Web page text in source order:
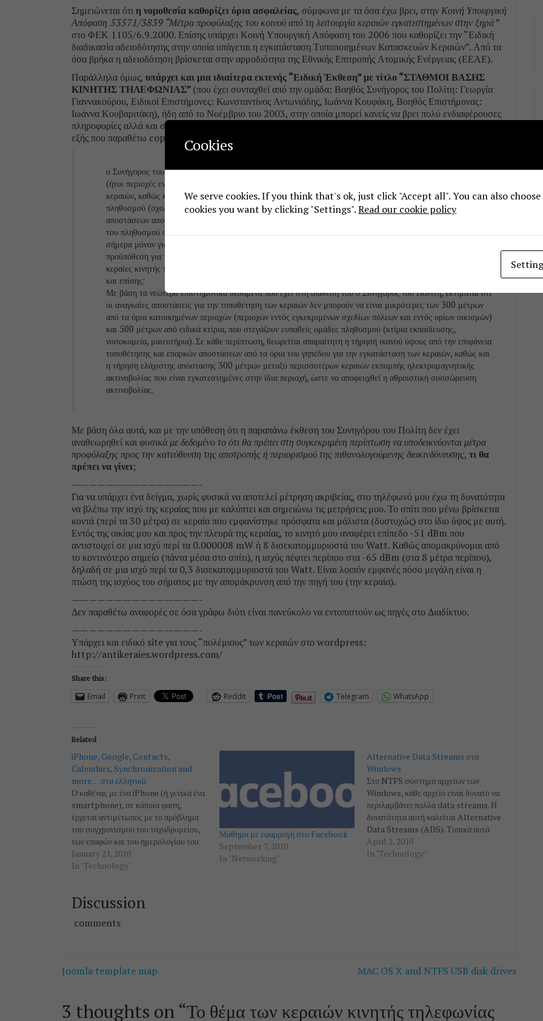
Σημειώνεται ότιη νομοθεσία καθορίζει όρια ασφαλείας, σύμφωνα με τα όσα έχω βρει, στηνΚοινή Υπουργική
Απόφαση 53571/3839 “Μέτρα προφύλαξης του κοινού από τη λειτουργία κεραιών εγκατεστημένων στην ξηρά”
στο ΦΕΚ 1105/6.9.2000. Επίσης υπάρχει Κοινή Υπουργική Απόφαση του 2006 που καθορίζει την “Ειδική
διαδικασία αδειοδότησης στην οποία υπάγεται η εγκατάσταση Τυποποιημένων Κατασκευών Κεραιών”. Από τα
όσα βρήκα η αδειοδότηση βρίσκεται στην αρμοδιότητα της Εθνικής Επιτροπής Ατομικής Ενέργειας (ΕΕΑΕ).
Παράλληλα όμως, υπάρχει και μια ιδιαίτερα εκτενής “Ειδική Έκθεση” με τίτλο “ΣΤΑΘΜΟΙ ΒΑΣΗΣ
ΚΙΝΗΤΗΣ ΤΗΛΕΦΩΝΙΑΣ”(που έχει συνταχθεί από την ομάδα: Βοηθός Συνήγορος του Πολίτη: Γεωργία
Γιαννακούρου, Ειδικοί Επιστήμονες: Κωνσταντίνος Αντωνιάδης, Ιωάννα Κουφάκη, Βοηθός Επιστήμονας:
Ιωάννα Κουβαριτάκη), ήδη από το Νοέμβριο του 2003, στην οποία μπορεί κανείς να βρει πολύ ενδιαφέρουσες
πληροφορίες αλλά και σημαντικά συμπεράσματα. Μεταξύ των προτάσεων στην έκθεση αυτή, διακρίνονται τα
εξής που παραθέτω copy-paste:
ο Συνήγορος του Πολίτη κρίνει αναγκαία τη θεσμοθέτηση ελαχίστων αποστάσεων από κατοικημένες περιοχές
(ήτοι περιοχές εντός εγκεκριμένων σχεδίων πόλεων και εντός ορίων οικισμών) για την τοποθέτηση των
κεραιών, καθώς και ειδικών αποστάσεων από κτίρια, τα οποία φιλοξενούν ευπαθείς στην ακτινοβολία ομάδες
πληθυσμού (σχολεία, νοσοκομεία, παιδικούς σταθμούς, πανεπιστήμια, κλπ). Η πρόβλεψη ανάλογων
αποστάσεων αποτελεί στοιχειώδες μέτρο προφύλαξης εν όψει των πιθανολογούμενων κινδύνων από την έκθεση
του πληθυσμού στην ηλεκτρομαγνητική ακτινοβολία. Υπογραμμίζεται ότι ανάλογη πρόβλεψη υφίσταται
σήμερα μόνον για τα ξενοδοχεία, ως προς τα οποία, σύμφωνα με το Π.Δ. 43/2002, έχει τεθεί ως απαραίτητη
προϋπόθεση για την έγκριση καταλληλότητας του γηπέδου η τήρηση απόστασης τουλάχιστον 500 μέτρων από
κεραίες κινητής τηλεφωνίας.
και επίσης:
Με βάση τα νεώτερα επιστημονικά δεδομένα που έχει στη διάθεσή του ο Συνήγορος του Πολίτη, εκτιμάται ότι
οι αναγκαίες αποστάσεις για την τοποθέτηση των κεραιών δεν μπορούν να είναι μικρότερες των 300 μέτρων
από τα όρια κατοικημένων περιοχών (περιοχών εντός εγκεκριμένων σχεδίων πόλεων και εντός ορίων οικισμών)
και 500 μέτρων από ειδικά κτίρια, που στεγάζουν ευπαθείς ομάδες πληθυσμού (κτίρια εκπαίδευσης,
νοσοκομεία, μαιευτήρια). Σε κάθε περίπτωση, θεωρείται απαραίτητη η τήρηση ικανού ύψους από την επιφάνεια
τοποθέτησης και επαρκών αποστάσεων από τα όρια του γηπέδου για την εγκατάσταση των κεραιών, καθώς και
η τήρηση ελάχιστης απόστασης 300 μέτρων μεταξύ περισσοτέρων κεραιών εκπομπής ηλεκτρομαγνητικής
ακτινοβολίας που είναι εγκατεστημένες στην ίδια περιοχή, ώστε να αποφευχθεί η αθροιστική συσσώρευση
ακτινοβολίας.
Με βάση όλα αυτά, και με την υπόθεση ότι η παραπάνω έκθεση του Συνηγόρου του Πολίτη δεν έχει
αναθεωρηθεί και φυσικάμε δεδομένο το ότι θα πρέπει στη συγκεκριμένη περίπτωση να υποδεικνύονται μέτρα
προφύλαξης προς την κατεύθυνση της αποτροπής ή περιορισμού της πιθανολογούμενης διακινδύνευσης, τι θα
πρέπει να γίνει;
———————————————-
Για να υπάρχει ένα δείγμα, χωρίς φυσικά να αποτελεί μέτρηση ακριβείας, στο τηλέφωνό μου έχω τη δυνατότητα
να βλέπω την ισχύ της κεραίας που με καλύπτει και σημειώνω τις μετρήσεις μου. Το σπίτι που μένω βρίσκεται
κοντά (περί τα 30 μέτρα) σε κεραία που εμφανίστηκε πρόσφατα και μάλιστα (δυστυχώς) στο ίδιο ύψος με αυτή.
Εντός της οικίας μου και προς την πλευρά της κεραίας, το κινητό μου αναφέρει επίπεδο -51 dBm που
αντιστοιχεί σε μια ισχύ περί τα 0.000008 mW ή 8 δισεκατομμυριοστά του Watt. Καθώς απομακρύνομαι από
το κοντινότερο σημείο (πάντα μέσα στο σπίτι), η ισχύς πέφτει περίπου στα -65 dBm (στα 8 μέτρα περίπου),
δηλαδή σε μια ισχύ περί τα 0,3 δισεκατομμυριοστά του Watt. Είναι λοιπόν εμφανές πόσο μεγάλη είναι η
πτώση της ισχύος του σήματος με την απομάκρυνση από την πηγή του (την κεραία).
———————————————-
Δεν παραθέτω αναφορές σε όσα γράφω διότι είναι πανεύκολο να εντοπιστούν ως πηγές στο Διαδίκτυο.
———————————————-
Υπάρχει και ειδικό site για τους “πολέμιους” των κεραιών στο wordpress:
http://antikeraies.wordpress.com/
Share this:
Email Print Reddit Telegram WhatsApp
Related
iPhone, Google, Contacts,
Calendars, Synchronization and
more… στα ελληνικά
Ο καθένας με ένα iPhone (ή γενικά ένα
smartphone), σε κάποια φαση,
έρχεται αντιμέτωπος με το πρόβλημα
του συγχρονισμού του ταχυδρομείου,
των επαφών και του ημερολογίου του
(όλα δηλαδή τα συστατικά στοιχεία
του αυτοματισμού γραφείου).
ελεύθερα) που υπόσχονται το
January 21, 2010
In "Technology"
Μάθημα με εφαρμογή στο Facebook
September 7, 2010
In "Networking"
Alternative Data Streams στα
Windows
Στο NTFS σύστημα αρχείων των
Windows, κάθε αρχείο είναι δυνατό να
περιλαμβάνει πολλά data streams. Η
δυνατότητα αυτή καλείται Alternative
Data Streams (ADS). Τυπικά αυτά
είναι τρία: Παράμετροι ασφαλείας
(δικαιώματα πρόσβασης) Περιεχόμενα
April 2, 2010
In "Technology"
Discussion
comments
Post
Joomla template map MAC OS X and NTFS USB disk drives
3 thoughts on “Το θέμα των κεραιών κινητής τηλεφωνίας
Cookies
We serve cookies. If you think that's ok, just click "Accept all". You can also
cookies you want by clicking "Settings".Read our cookie policy